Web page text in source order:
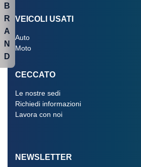
VEICOLI USATI
Auto
Moto
CECCATO
Le nostre sedi
Richiedi informazioni
Lavora con noi
NEWSLETTER
B
R
A
N
D